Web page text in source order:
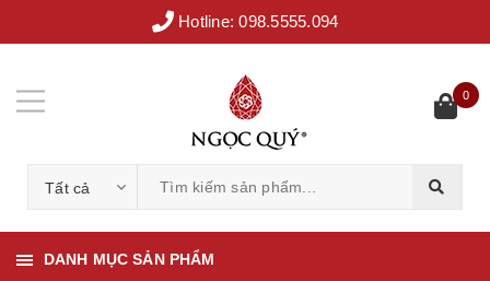
Hotline:098.5555.094
Tất cả
0
DANH MỤC SẢN PHẨM